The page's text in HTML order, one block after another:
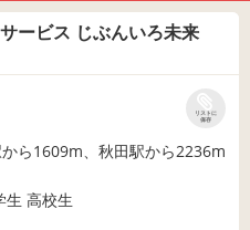
ービス じぶんいろ未来
リストに
保存
ら1609m、秋田駅から2236m
生 高校生